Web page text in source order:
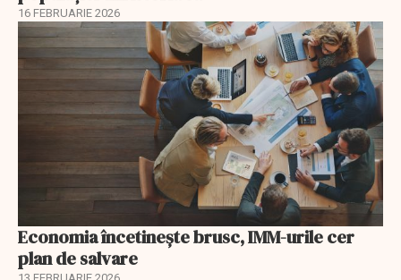
16 FEBRUARIE 2026
Economia încetinește brusc, IMM-urile cer
plan de salvare